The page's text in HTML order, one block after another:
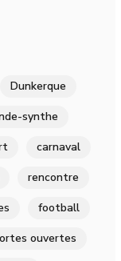
Dunkerque
synthe
carnaval
rencontre
football
ouvertes